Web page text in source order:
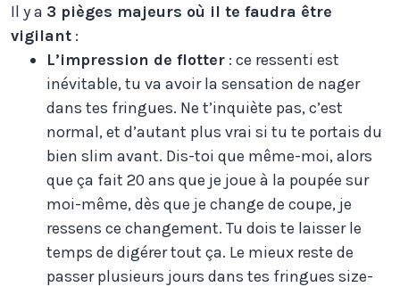
Il y a 3 pièges majeurs où il te faudra être
vigilant :
L’impression de flotter : ce ressenti est
inévitable, tu va avoir la sensation de nager
dans tes fringues. Ne t’inquiète pas, c’est
normal, et d’autant plus vrai si tu te portais du
bien slim avant. Dis-toi que même-moi, alors
que ça fait 20 ans que je joue à la poupée sur
moi-même, dès que je change de coupe, je
ressens ce changement. Tu dois te laisser le
temps de digérer tout ça. Le mieux reste de
passer plusieurs jours dans tes fringues size-